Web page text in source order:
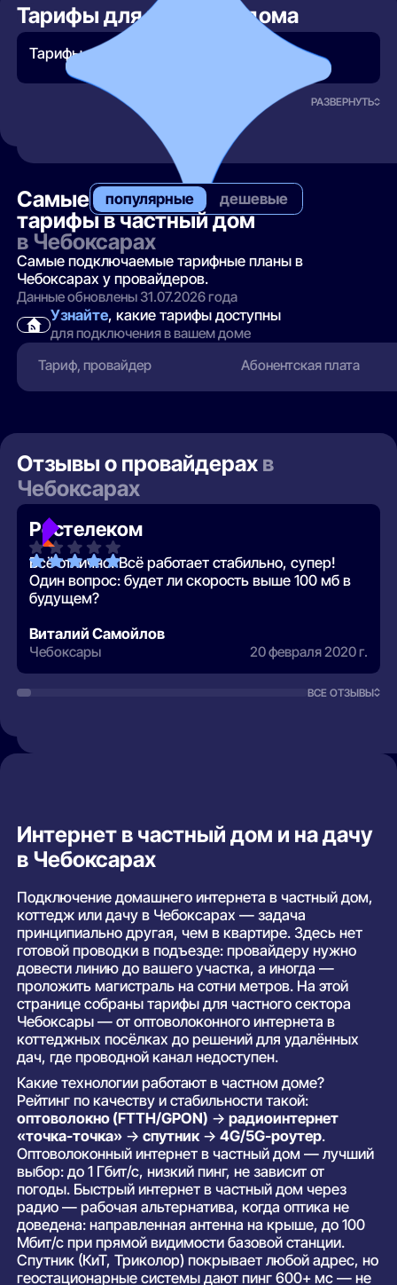
Тарифы для частного дома
Тарифы для частного дома не найдены.
РАЗВЕРНУТЬ
Самые популярные дешевые
тарифы в частный дом
в Чебоксарах
Самые подключаемые тарифные планы в
Чебоксарах у провайдеров.
Данные обновлены 31.07.2026 года
Узнайте, какие тарифы доступны
для подключения в вашем доме
Тариф, провайдер
Абонентская плата
Отзывы о провайдерах в
Чебоксарах
Ростелеком
Всё отлично! Всё работает стабильно, супер!
Один вопрос: будет ли скорость выше 100 мб в
будущем?
Виталий Самойлов
Чебоксары 20 февраля 2020 г.
ВСЕ ОТЗЫВЫ
Интернет в частный дом и на дачу
в Чебоксарах
Подключение домашнего интернета в частный дом,
коттедж или дачу в Чебоксарах — задача
принципиально другая, чем в квартире. Здесь нет
готовой проводки в подъезде: провайдеру нужно
довести линию до вашего участка, а иногда —
проложить магистраль на сотни метров. На этой
странице собраны тарифы для частного сектора
Чебоксары — от оптоволоконного интернета в
коттеджных посёлках до решений для удалённых
дач, где проводной канал недоступен.
Какие технологии работают в частном доме?
Рейтинг по качеству и стабильности такой:
оптоволокно (FTTH/GPON) →радиоинтернет
«точка-точка» →спутник→4G/5G-роутер.
Оптоволоконный интернет в частный дом — лучший
выбор: до 1 Гбит/с, низкий пинг, не зависит от
погоды. Быстрый интернет в частный дом через
радио — рабочая альтернатива, когда оптика не
доведена: направленная антенна на крыше, до 100
Мбит/с при прямой видимости базовой станции.
Спутник (КиТ, Триколор) покрывает любой адрес, но
геостационарные системы дают пинг 600+ мс — не